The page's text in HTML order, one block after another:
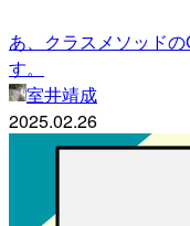
あ、クラスメソッド
す。
室井靖成
2025.02.26